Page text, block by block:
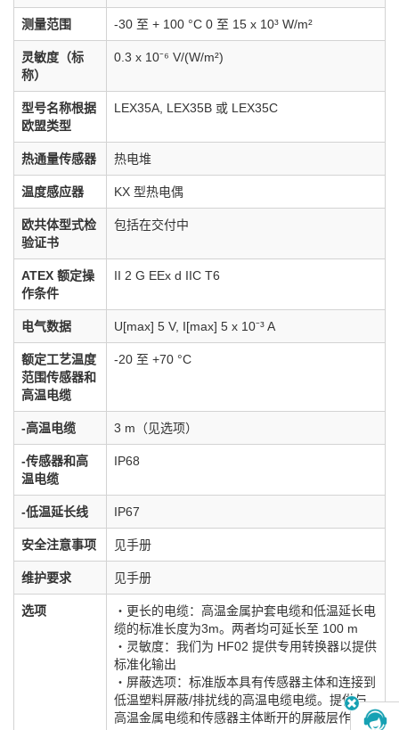
测量范围 -30 至 + 100 °C 0 至 15 x 10³ W/m²
灵敏度（标
称）
0.3 x 10⁻⁶ V/(W/m²)
型号名称根据
欧盟类型
LEX35A, LEX35B 或 LEX35C
热通量传感器 热电堆
温度感应器 KX 型热电偶
欧共体型式检
验证书
包括在交付中
ATEX 额定操
作条件
II 2 G EEx d IIC T6
电气数据 U[max] 5 V, I[max] 5 x 10⁻³ A
额定工艺温度
范围传感器和
高温电缆
-20 至 +70 °C
-高温电缆 3 m（见选项）
-传感器和高
温电缆
IP68
-低温延长线 IP67
安全注意事项 见手册
维护要求 见手册
选项
・更长的电缆：高温金属护套电缆和低温延长电
缆的标准长度为3m。两者均可延长至 100 m
・灵敏度：我们为 HF02 提供专用转换器以提供
标准化输出
・屏蔽选项：标准版本具有传感器主体和连接到
低温塑料屏蔽/排扰线的高温电缆电缆。提供与
高温金属电缆和传感器主体断开的屏蔽层作为选